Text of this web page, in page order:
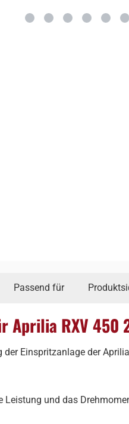
Passend für
Aprilia RXV 450
Einspritzanlage der
und das